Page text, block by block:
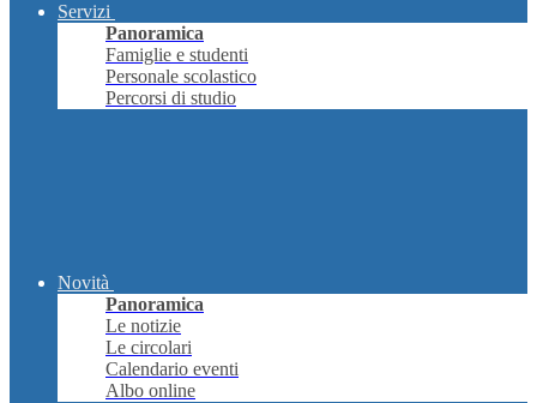
Servizi
Panoramica
Famiglie e studenti
Personale scolastico
Percorsi di studio
Novità
Panoramica
Le notizie
Le circolari
Calendario eventi
Albo online